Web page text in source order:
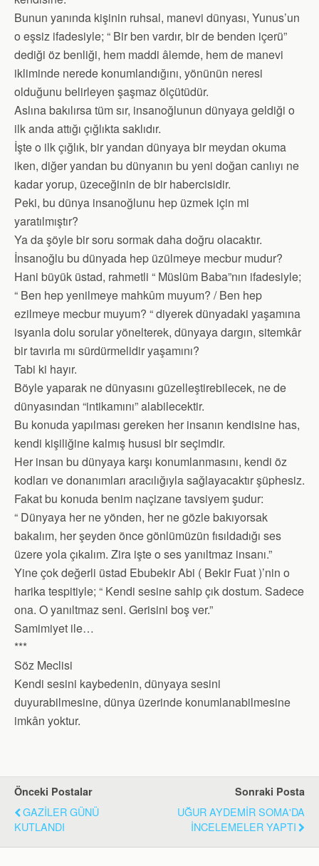
Bunun yanında kişinin ruhsal, manevi dünyası, Yunus’un
o eşsiz ifadesiyle; “ Bir ben vardır, bir de benden içerü”
dediği öz benliği, hem maddi âlemde, hem de manevi
ikliminde nerede konumlandığını, yönünün neresi
olduğunu belirleyen şaşmaz ölçütüdür.
Aslına bakılırsa tüm sır, insanoğlunun dünyaya geldiği o
ilk anda attığı çığlıkta saklıdır.
İşte o ilk çığlık, bir yandan dünyaya bir meydan okuma
iken, diğer yandan bu dünyanın bu yeni doğan canlıyı ne
kadar yorup, üzeceğinin de bir habercisidir.
Peki, bu dünya insanoğlunu hep üzmek için mi
yaratılmıştır?
Ya da şöyle bir soru sormak daha doğru olacaktır.
İnsanoğlu bu dünyada hep üzülmeye mecbur mudur?
Hani büyük üstad, rahmetli “ Müslüm Baba”nın ifadesiyle;
“ Ben hep yenilmeye mahkûm muyum? / Ben hep
ezilmeye mecbur muyum? “ diyerek dünyadaki yaşamına
isyanla dolu sorular yönelterek, dünyaya dargın, sitemkâr
bir tavırla mı sürdürmelidir yaşamını?
Tabi ki hayır.
Böyle yaparak ne dünyasını güzelleştirebilecek, ne de
dünyasından “intikamını” alabilecektir.
Bu konuda yapılması gereken her insanın kendisine has,
kendi kişiliğine kalmış hususi bir seçimdir.
Her insan bu dünyaya karşı konumlanmasını, kendi öz
kodları ve donanımları aracılığıyla sağlayacaktır şüphesiz.
Fakat bu konuda benim naçizane tavsiyem şudur:
“ Dünyaya her ne yönden, her ne gözle bakıyorsak
bakalım, her şeyden önce gönlümüzün fısıldadığı ses
üzere yola çıkalım. Zira işte o ses yanıltmaz insanı.”
Yine çok değerli üstad Ebubekir Abi ( Bekir Fuat )’nin o
harika tespitiyle; “ Kendi sesine sahip çık dostum. Sadece
ona. O yanıltmaz seni. Gerisini boş ver.”
Samimiyet ile…
***
Söz Meclisi
Kendi sesini kaybedenin, dünyaya sesini
duyurabilmesine, dünya üzerinde konumlanabilmesine
imkân yoktur.
Önceki Postalar
GAZİLER GÜNÜ
KUTLANDI
Sonraki Posta
UĞUR AYDEMİR SOMA'DA
İNCELEMELER YAPTI